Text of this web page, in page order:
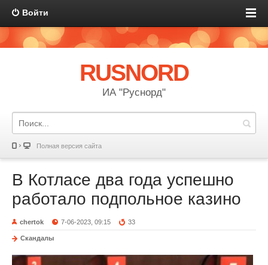
Войти
RUSNORD
ИА "Руснорд"
Полная версия сайта
В Котласе два года успешно
работало подпольное казино
chertok 7-06-2023, 09:15 33
Скандалы